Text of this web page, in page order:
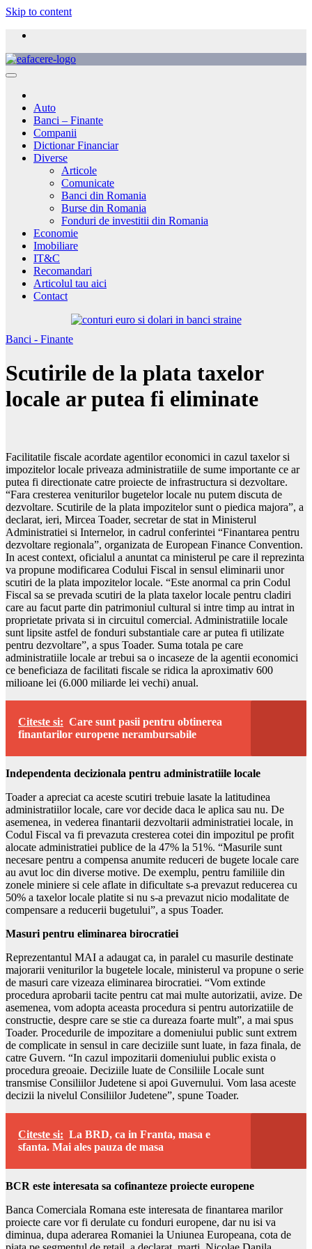
Skip to content
Auto
Banci – Finante
Companii
Dictionar Financiar
Diverse
Articole
Comunicate
Banci din Romania
Burse din Romania
Fonduri de investitii din Romania
Economie
Imobiliare
IT&C
Recomandari
Articolul tau aici
Contact
Banci - Finante
Scutirile de la plata taxelor
locale ar putea fi eliminate
Facilitatile fiscale acordate agentilor economici in cazul taxelor si
impozitelor locale priveaza administratiile de sume importante ce ar
putea fi directionate catre proiecte de infrastructura si dezvoltare.
“Fara cresterea veniturilor bugetelor locale nu putem discuta de
dezvoltare. Scutirile de la plata impozitelor sunt o piedica majora”, a
declarat, ieri, Mircea Toader, secretar de stat in Ministerul
Administratiei si Internelor, in cadrul conferintei “Finantarea pentru
dezvoltare regionala”, organizata de European Finance Convention.
In acest context, oficialul a anuntat ca ministerul pe care il reprezinta
va propune modificarea Codului Fiscal in sensul eliminarii unor
scutiri de la plata impozitelor locale. “Este anormal ca prin Codul
Fiscal sa se prevada scutiri de la plata taxelor locale pentru cladiri
care au facut parte din patrimoniul cultural si intre timp au intrat in
proprietate privata si in circuitul comercial. Administratiile locale
sunt lipsite astfel de fonduri substantiale care ar putea fi utilizate
pentru dezvoltare”, a spus Toader. Suma totala pe care
administratiile locale ar trebui sa o incaseze de la agentii economici
ce beneficiaza de facilitati fiscale se ridica la aproximativ 600
milioane lei (6.000 miliarde lei vechi) anual.
Citeste si: Care sunt pasii pentru obtinerea
finantarilor europene nerambursabile
Independenta decizionala pentru administratiile locale
Toader a apreciat ca aceste scutiri trebuie lasate la latitudinea
administratiilor locale, care vor decide daca le aplica sau nu. De
asemenea, in vederea finantarii dezvoltarii administratiei locale, in
Codul Fiscal va fi prevazuta cresterea cotei din impozitul pe profit
alocate administratiei publice de la 47% la 51%. “Masurile sunt
necesare pentru a compensa anumite reduceri de bugete locale care
au avut loc din diverse motive. De exemplu, pentru familiile din
zonele miniere si cele aflate in dificultate s-a prevazut reducerea cu
50% a taxelor locale platite si nu s-a prevazut nicio modalitate de
compensare a reducerii bugetului”, a spus Toader.
Masuri pentru eliminarea birocratiei
Reprezentantul MAI a adaugat ca, in paralel cu masurile destinate
majorarii veniturilor la bugetele locale, ministerul va propune o serie
de masuri care vizeaza eliminarea birocratiei. “Vom extinde
procedura aprobarii tacite pentru cat mai multe autorizatii, avize. De
asemenea, vom adopta aceasta procedura si pentru autorizatiile de
constructie, despre care se stie ca dureaza foarte mult”, a mai spus
Toader. Procedurile de impozitare a domeniului public sunt extrem
de complicate in sensul in care deciziile sunt luate, in faza finala, de
catre Guvern. “In cazul impozitarii domeniului public exista o
procedura greoaie. Deciziile luate de Consiliile Locale sunt
transmise Consiliilor Judetene si apoi Guvernului. Vom lasa aceste
decizii la nivelul Consiliilor Judetene”, spune Toader.
Citeste si: La BRD, ca in Franta, masa e
sfanta. Mai ales pauza de masa
BCR este interesata sa cofinanteze proiecte europene
Banca Comerciala Romana este interesata de finantarea marilor
proiecte care vor fi derulate cu fonduri europene, dar nu isi va
diminua, dupa aderarea Romaniei la Uniunea Europeana, cota de